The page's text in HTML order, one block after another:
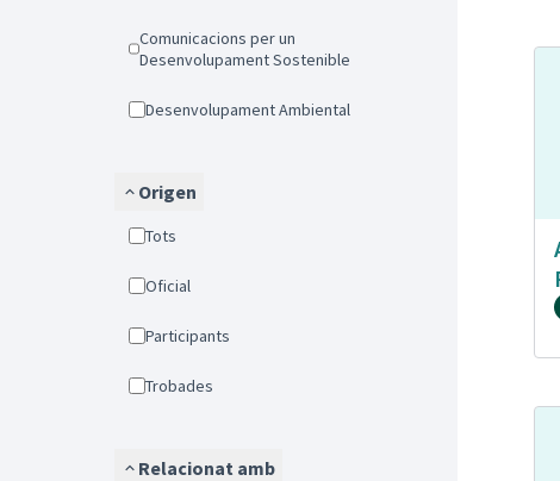
Comunicacions per un
Desenvolupament Sostenible
Desenvolupament Ambiental
Origen
Tots
Oficial
Participants
Trobades
Relacionat amb